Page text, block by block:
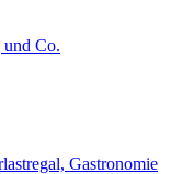
und Co.
Gastronomie